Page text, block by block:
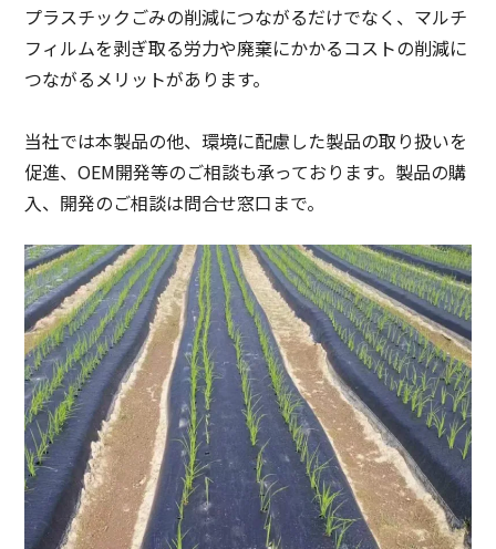
プラスチックごみの削減につながるだけでなく、マルチ
フィルムを剥ぎ取る労力や廃棄にかかるコストの削減に
つながるメリットがあります。
当社では本製品の他、環境に配慮した製品の取り扱いを
促進、OEM開発等のご相談も承っております。製品の購
入、開発のご相談は問合せ窓口まで。